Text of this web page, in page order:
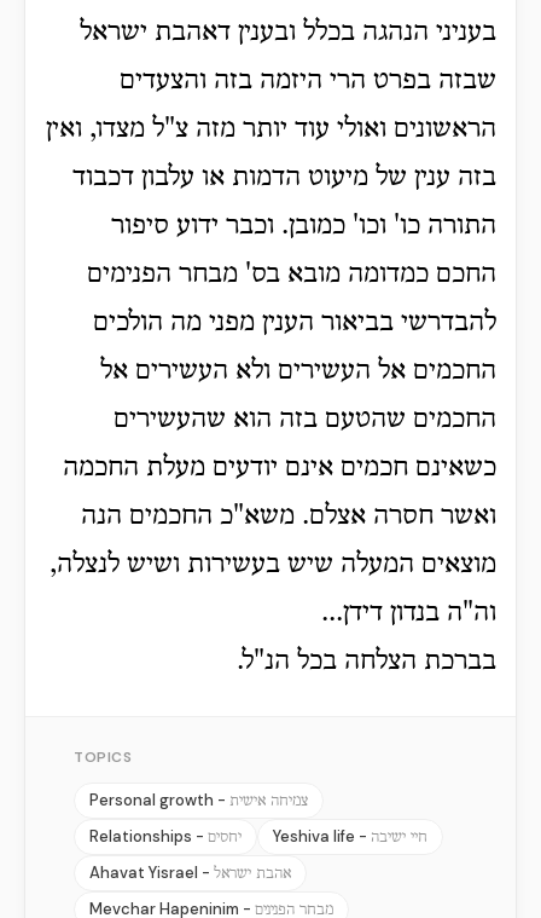
בעניני הנהגה בכלל ובענין דאהבת ישראל
שבזה בפרט הרי היזמה בזה והצעדים
הראשונים ואולי עוד יותר מזה צ"ל מצדו, ואין
בזה ענין של מיעוט הדמות או עלבון דכבוד
התורה כו' וכו' כמובן. וכבר ידוע סיפור
החכם כמדומה מובא בס' מבחר הפנימים
להבדרשי בביאור הענין מפני מה הולכים
החכמים אל העשירים ולא העשירים אל
החכמים שהטעם בזה הוא שהעשירים
כשאינם חכמים אינם יודעים מעלת החכמה
ואשר חסרה אצלם. משא"כ החכמים הנה
מוצאים המעלה שיש בעשירות ושיש לנצלה,
וה"ה בנדון דידן...
בברכת הצלחה בכל הנ"ל.
TOPICS
Personal growth - צמיחה אישית
Relationships - יחסים Yeshiva life - חיי ישיבה
Ahavat Yisrael - אהבת ישראל
Mevchar Hapeninim - מבחר הפנינים